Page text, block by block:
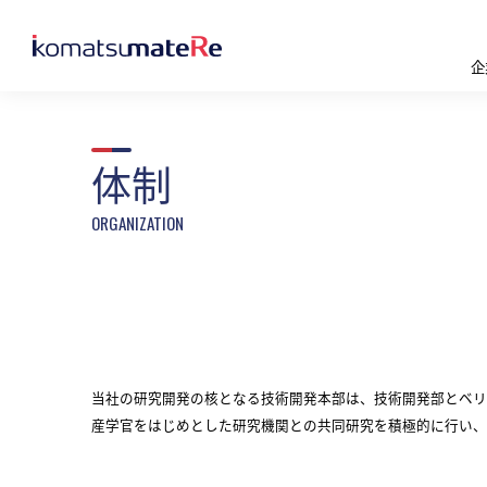
体制
当社の研究開発の核となる技術開発本部は、技術開発部とベ
産学官をはじめとした研究機関との共同研究を積極的に行い